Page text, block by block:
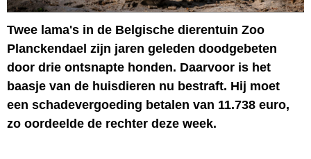
Twee lama's in de Belgische dierentuin Zoo
Planckendael zijn jaren geleden doodgebeten
door drie ontsnapte honden. Daarvoor is het
baasje van de huisdieren nu bestraft. Hij moet
een schadevergoeding betalen van 11.738 euro,
zo oordeelde de rechter deze week.